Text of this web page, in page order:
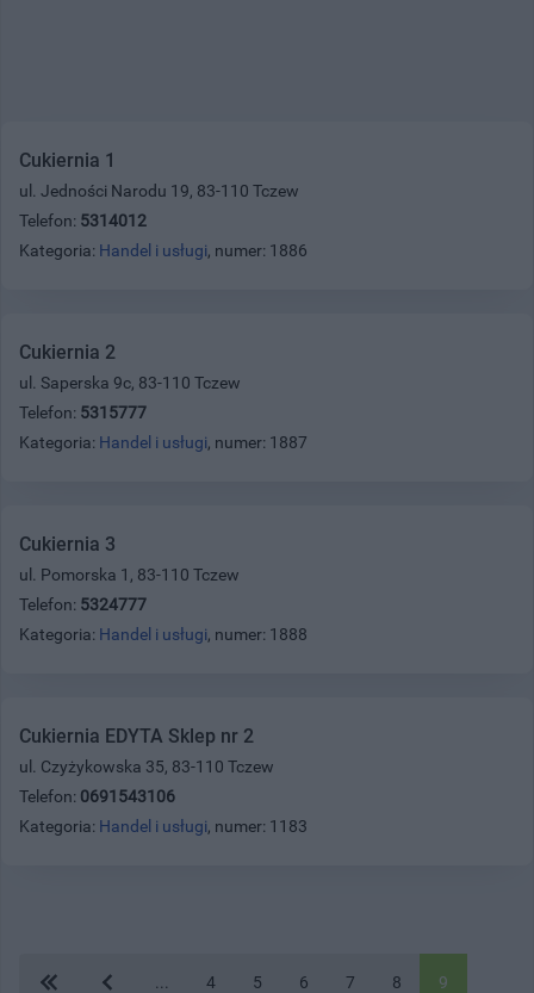
Cukiernia 1
ul. Jedności Narodu 19, 83-110 Tczew
Telefon: 5314012
Kategoria: Handel i usługi, numer: 1886
Cukiernia 2
ul. Saperska 9c, 83-110 Tczew
Telefon: 5315777
Kategoria: Handel i usługi, numer: 1887
Cukiernia 3
ul. Pomorska 1, 83-110 Tczew
Telefon: 5324777
Kategoria: Handel i usługi, numer: 1888
Cukiernia EDYTA Sklep nr 2
ul. Czyżykowska 35, 83-110 Tczew
Telefon: 0691543106
Kategoria: Handel i usługi, numer: 1183
4 5 6 7 8 9